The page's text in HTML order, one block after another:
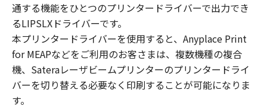
通する機能をひとつのプリンタードライバーで出力でき
るLIPSLXドライバーです。
本プリンタードライバーを使用すると、Anyplace Print
for MEAPなどをご利用のお客さまは、複数機種の複合
機、Sateraレーザビームプリンターのプリンタードライ
バーを切り替える必要なく印刷することが可能になりま
す。